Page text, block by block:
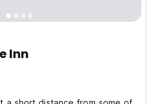
Inn